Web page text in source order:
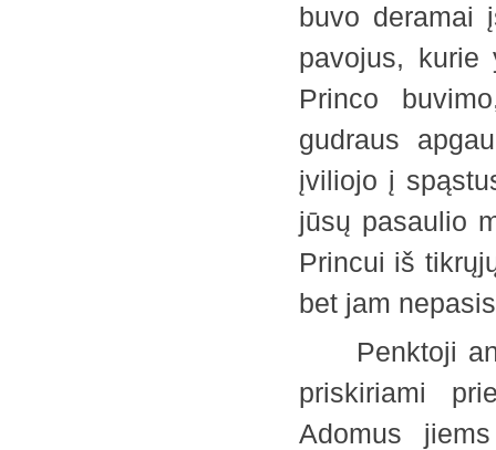
buvo deramai
pavojus, kurie
Princo
gudraus
įviliojo į
jūsų pasaulio
Princui iš
bet jam
Penktoji
priskiriami
Adomus